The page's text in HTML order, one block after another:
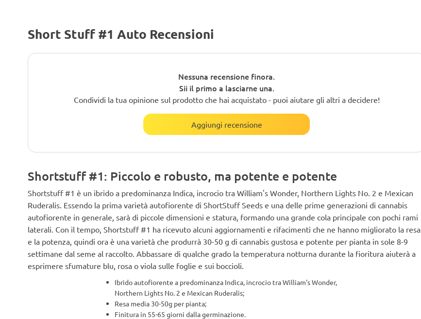
Short Stuff #1 Auto Recensioni
Nessuna recensione finora.
Sii il primo a lasciarne una.
Condividi la tua opinione sul prodotto che hai acquistato - puoi aiutare gli altri a decidere!
Aggiungi recensione
Shortstuff #1: Piccolo e robusto, ma potente e potente
Shortstuff #1 è un ibrido a predominanza Indica, incrocio tra William's Wonder, Northern Lights No. 2 e Mexican
Ruderalis. Essendo la prima varietà autofiorente di ShortStuff Seeds e una delle prime generazioni di cannabis
autofiorente in generale, sarà di piccole dimensioni e statura, formando una grande cola principale con pochi rami
laterali. Con il tempo, Shortstuff #1 ha ricevuto alcuni aggiornamenti e rifacimenti che ne hanno migliorato la resa
e la potenza, quindi ora è una varietà che produrrà 30-50 g di cannabis gustosa e potente per pianta in sole 8-9
settimane dal seme al raccolto. Abbassare di qualche grado la temperatura notturna durante la fioritura aiuterà a
esprimere sfumature blu, rosa o viola sulle foglie e sui boccioli.
Ibrido autofiorente a predominanza Indica, incrocio tra William's Wonder,
Northern Lights No. 2 e Mexican Ruderalis;
Resa media 30-50g per pianta;
Finitura in 55-65 giorni dalla germinazione.